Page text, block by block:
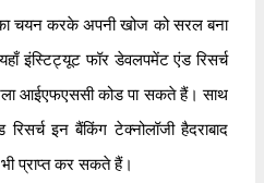
चयन करके अपनी खोज को सरल बना
इंस्टिट्यूट फॉर डेवलपमेंट एंड रिसर्च
आईएफएससी कोड पा सकते हैं। साथ
इन बैंकिंग टेक्नोलॉजी हैदराबाद
प्राप्त कर सकते हैं।